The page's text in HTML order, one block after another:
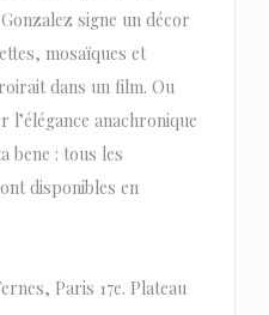
signe un décor
mosaïques et
dans un film. Ou
anachronique
bene : tous les
disponibles en
Paris 17e. Plateau